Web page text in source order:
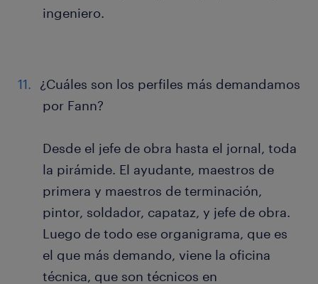
ingeniero.
¿Cuáles son los perfiles más demandamos
por Fann?
Desde el jefe de obra hasta el jornal, toda
la pirámide. El ayudante, maestros de
primera y maestros de terminación,
pintor, soldador, capataz, y jefe de obra.
Luego de todo ese organigrama, que es
el que más demando, viene la oficina
técnica, que son técnicos en